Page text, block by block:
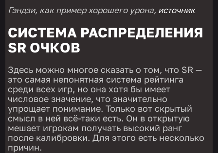
Гэндзи, как пример хорошего урона, источник
СИСТЕМА РАСПРЕДЕЛЕНИЯ
SR ОЧКОВ
Здесь можно многое сказать о том, что SR —
это самая непонятная система рейтинга
среди всех игр, но она хотя бы имеет
числовое значение, что значительно
упрощает понимание. Только вот скрытый
смысл в ней всё-таки есть. Он в открытую
мешает игрокам получать высокий ранг
после калибровки. Для этого есть несколько
причин.